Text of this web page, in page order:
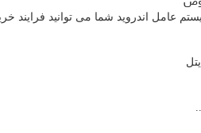
عامل اندروید شما می توانید